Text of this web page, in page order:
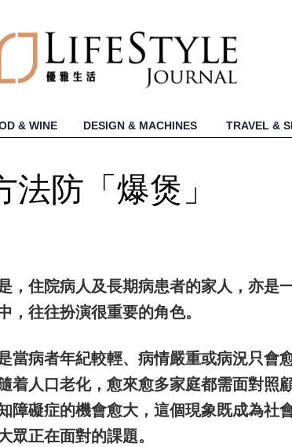
& WINE DESIGN & MACHINES TRAVEL &
防「爆煲」
，住院病人及長期病患者的家人，亦是
往往扮演很重要的角色。
當病者年紀較輕、病情嚴重或病況只會
着人口老化，愈來愈多家庭都需面對照
障礙症的機會愈大，這個現象既成為社
正在面對的課題。